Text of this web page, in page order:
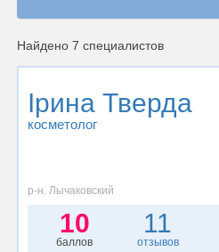
Найдено 7 специалистов
Ірина Тверда
косметолог
р-н. Лычаковский
10
баллов
11
отзывов